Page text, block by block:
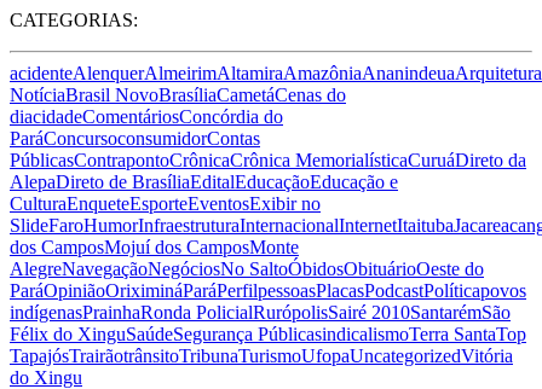
CATEGORIAS:
acidenteAlenquerAlmeirimAltamiraAmazôniaAnanindeuaArquitetura
NotíciaBrasil NovoBrasíliaCametáCenas do
diacidadeComentáriosConcórdia do
ParáConcursoconsumidorContas
PúblicasContrapontoCrônicaCrônica MemorialísticaCuruáDireto da
AlepaDireto de BrasíliaEditalEducaçãoEducação e
CulturaEnqueteEsporteEventosExibir no
SlideFaroHumorInfraestruturaInternacionalInternetItaituba
dos CamposMojuí dos CamposMonte
AlegreNavegaçãoNegóciosNo SaltoÓbidosObituárioOeste do
ParáOpiniãoOriximináParáPerfilpessoasPlacasPodcastPolíticapovos
indígenasPrainhaRonda PolicialRurópolisSairé 2010SantarémSão
Félix do XinguSaúdeSegurança PúblicasindicalismoTerra SantaTop
TapajósTrairãotrânsitoTribunaTurismoUfopaUncategorizedVitória
do Xingu